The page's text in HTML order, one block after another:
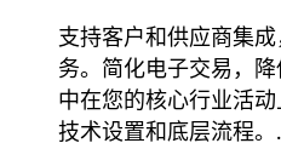
支持客户和供应商集
务。简化电子交易，
中在您的核心行业活
技术设置和底层流程。.